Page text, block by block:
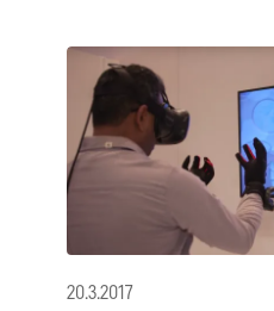
20.3.2017